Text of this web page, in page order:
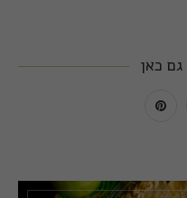
כאן